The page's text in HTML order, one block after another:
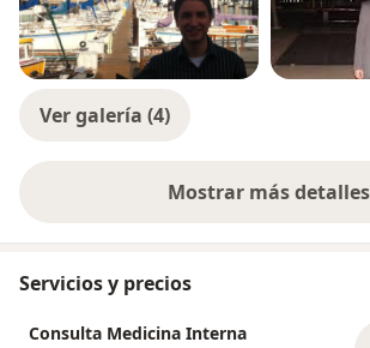
♦Miembro de la sociedad
nefrología e hipertensión SLANH
♦Miembro sociedad americana de
Ver galería (4)
Mostrar más detalles
sobre la
Servicios y precios
Consulta Medicina Interna